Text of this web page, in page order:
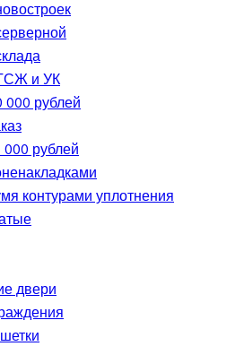
и УК
рублей
рублей
контурами уплотнения
двери